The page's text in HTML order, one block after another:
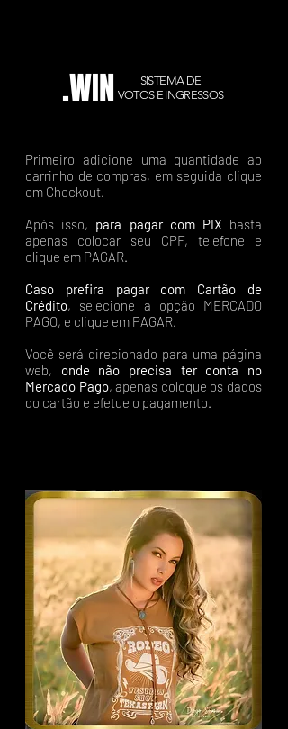
.WIN
SISTEMA DE
VOTOS E INGRESSOS
Primeiro adicione uma quantidade ao
carrinho de compras, em seguida clique
em Checkout.
Após isso, para pagar com PIX basta
apenas colocar seu CPF, telefone e
clique em PAGAR.
Caso prefira pagar com Cartão de
Crédito, selecione a opção MERCADO
PAGO, e clique em PAGAR.
Você será direcionado para uma página
web, onde não precisa ter conta no
Mercado Pago, apenas coloque os dados
do cartão e efetue o pagamento.